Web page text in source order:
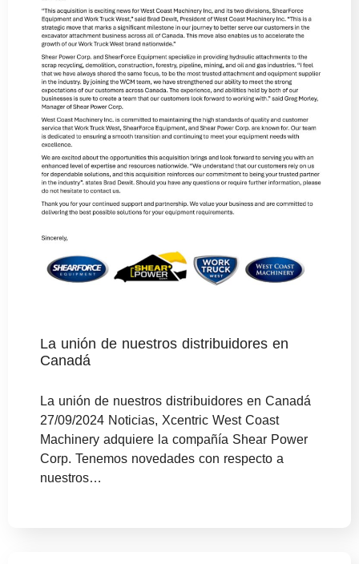
La unión de nuestros distribuidores en
Canadá
La unión de nuestros distribuidores en Canadá
27/09/2024 Noticias, Xcentric West Coast
Machinery adquiere la compañía Shear Power
Corp. Tenemos novedades con respecto a
nuestros…